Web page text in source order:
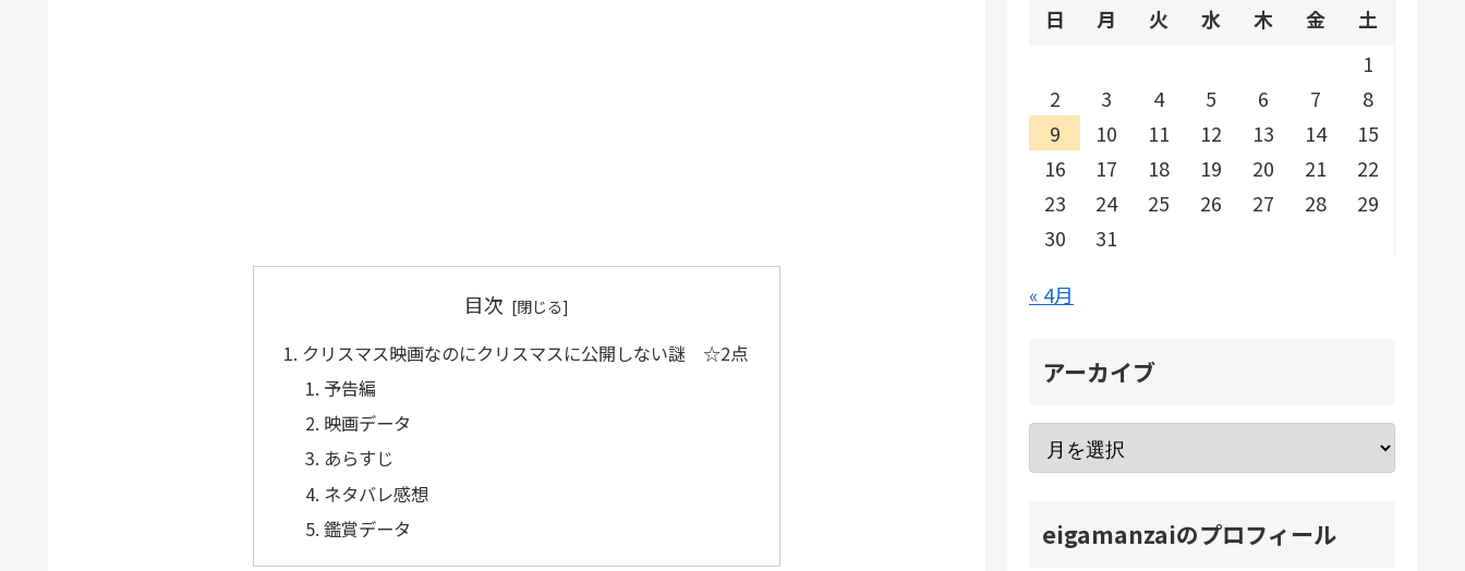
目次
クリスマス映画なのにクリスマスに公開しない謎 ☆2点
予告編
映画データ
あらすじ
ネタバレ感想
鑑賞データ
日 月 火 水 木 金
土
1
2
3 4 5 6 7
8
9
10 11 12 13 14
15
16
17 18 19 20 21
22
23
24 25 26 27 28
29
30
31
« 4月
アーカイブ
eigamanzaiのプロフィール